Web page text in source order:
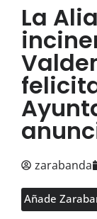
La
zarabanda
Añade